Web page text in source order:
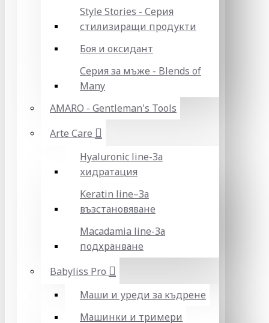
Style Stories - Серия
стилизиращи продукти
Боя и оксидант
Серия за мъже - Blends of
Many
AMARO - Gentleman's Tools
Arte Care
Hyaluronic line-За
хидратация
Keratin line–За
възстановяване
Macadamia line-За
подхранване
Babyliss Pro
Маши и уреди за къдрене
Машинки и тримери